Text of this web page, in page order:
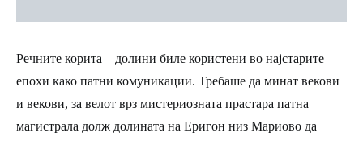
Речните корита – долини биле користени во најстарите
епохи како патни комуникации. Требаше да минат векови
и векови, за велот врз мистериозната прастара патна
магистрала долж долината на Еригон низ Мариово да